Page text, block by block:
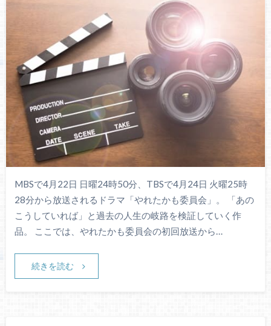
MBSで4月22日 日曜24時50分、TBSで4月24日 火曜25時
28分から放送されるドラマ「やれたかも委員会」。 「あの
こうしていれば」と過去の人生の岐路を検証していく作
品。 ここでは、やれたかも委員会の初回放送から…
続きを読む